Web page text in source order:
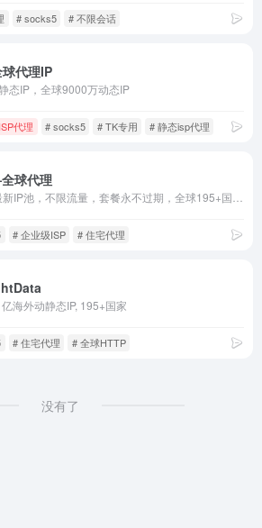
# socks5 # 不限会话
代理IP
态IP，全球9000万动态IP
代理 # socks5 # TK专用 # 静态isp代理
球代理
# 企业级ISP # 住宅代理
海外动静态IP, 195+国家
# 住宅代理 # 全球HTTP
没有了